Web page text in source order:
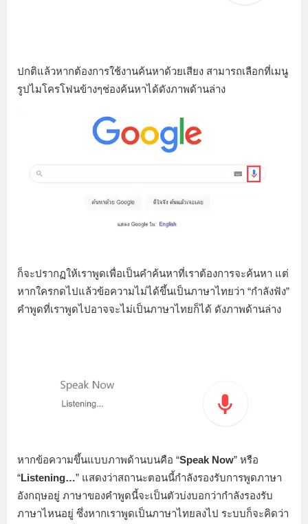
ปกติแล้วหากต้องการใช้งานค้นหาด้วยเสียง สามารถเลือกที่เมนู
รูปไมโครโฟนข้างๆช่องค้นหาได้ดังภาพด้านล่าง
ก็จะปรากฏให้เราพูดเพื่อเป็นคำค้นหาที่เราต้องการจะค้นหา แต่
หากใครกดไปแล้วข้อความไม่ได้ขึ้นเป็นภาษาไทยว่า “กำลังฟัง”
คำพูดที่เราพูดไปอาจจะไม่เป็นภาษาไทยก็ได้ ดังภาพด้านล่าง
หากข้อความขึ้นแบบภาพด้านบนคือ “Speak Now” หรือ
“Listening…” แสดงว่าสถานะตอนนี้กำลังรองรับการพูดภาษา
อังกฤษอยู่ ภาษาของคำพูดนี้จะเป็นตัวบ่งบอกว่ากำลังรองรับ
ภาษาไหนอยู่ ซึ่งหากเราพูดเป็นภาษาไทยลงไป ระบบก็จะคิดว่า